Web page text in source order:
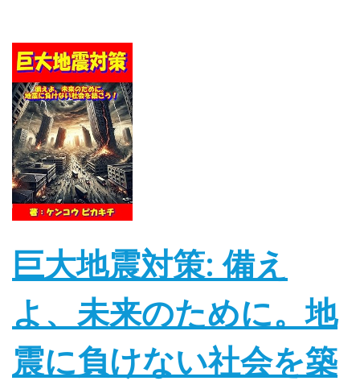
巨大地震対策: 備え
よ、未来のために。地
震に負けない社会を築